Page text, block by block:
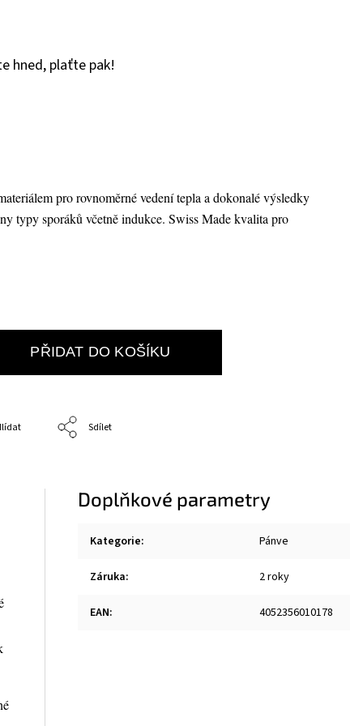
hned, plaťte pak!
pro rovnoměrné vedení tepla a dokonalé výsledky
typy sporáků včetně indukce. Swiss Made kvalita pro
PŘIDAT DO KOŠÍKU
Sdílet
Doplňkové parametry
Kategorie: Pánve
Záruka: 2 roky
EAN: 4052356010178